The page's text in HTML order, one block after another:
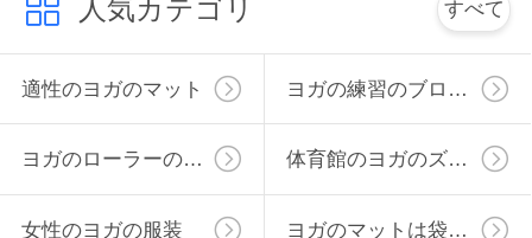
人気カテゴリ すべて
適性のヨガのマット ヨガの練習のブロック
ヨガのローラーの車輪 体育館のヨガのズボン
女性のヨガの服装 ヨガのマットは袋を運びます